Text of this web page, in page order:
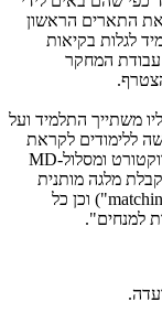
התארים הראשון
לגלות בקיאות
עבודת המחקר
להצטרף.
משתייך התלמיד ועל
ללימודים לקראת
ומסלולMD-
מלגה מותנית
וכן כל
למנחים".